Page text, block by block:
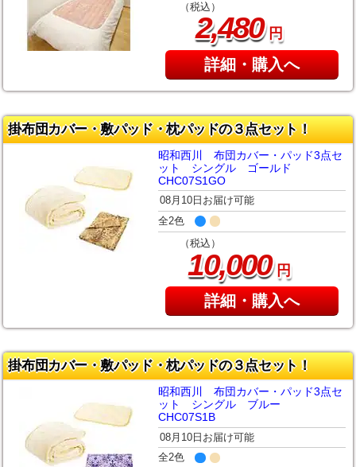
（税込）
2,480円
詳細・購入へ
掛布団カバー・敷パッド・枕パッドの３点セット！
昭和西川 布団カバー・パッド3点セ
ット シングル ゴールド
CHC07S1GO
08月10日お届け可能
全2色
（税込）
10,000円
詳細・購入へ
掛布団カバー・敷パッド・枕パッドの３点セット！
昭和西川 布団カバー・パッド3点セ
ット シングル ブルー
CHC07S1B
08月10日お届け可能
全2色